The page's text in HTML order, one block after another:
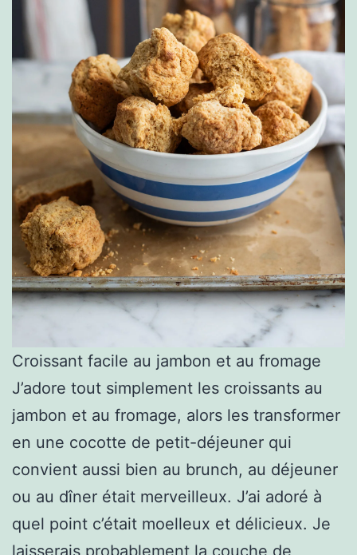
Croissant facile au jambon et au fromage
J’adore tout simplement les croissants au
jambon et au fromage, alors les transformer
en une cocotte de petit-déjeuner qui
convient aussi bien au brunch, au déjeuner
ou au dîner était merveilleux. J’ai adoré à
quel point c’était moelleux et délicieux. Je